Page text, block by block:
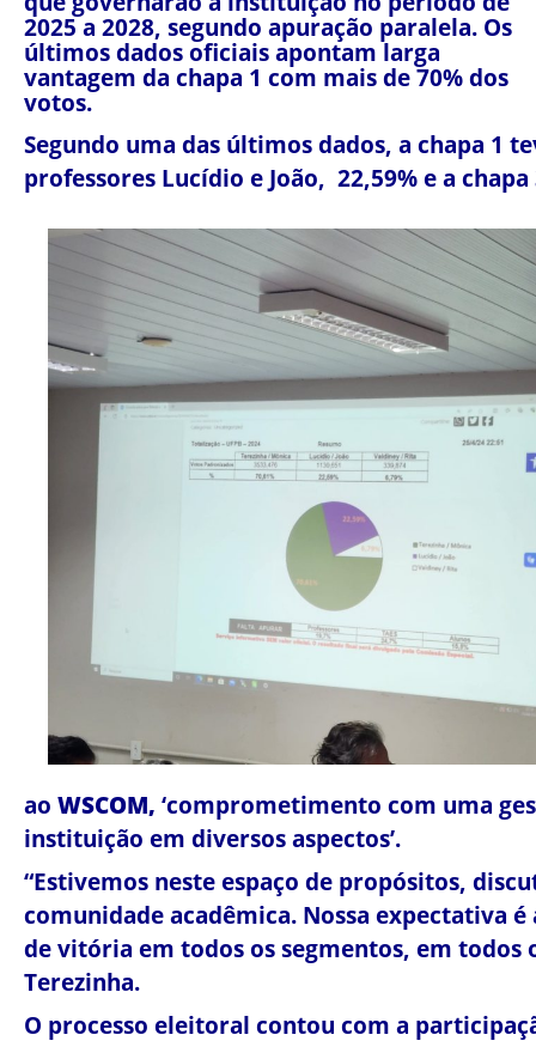
2025 a 2028, segundo apuração paralela. Os
últimos dados oficiais apontam larga
vantagem da chapa 1 com mais de 70% dos
votos.
Segundo uma das últimos dados, a chapa 1
professores Lucídio e João, 22,59% e a
ao WSCOM, ‘comprometimento com uma
instituição em diversos aspectos’.
“Estivemos neste espaço de propósitos,
comunidade acadêmica. Nossa expectativa
de vitória em todos os segmentos, em todos
Terezinha.
O processo eleitoral contou com a